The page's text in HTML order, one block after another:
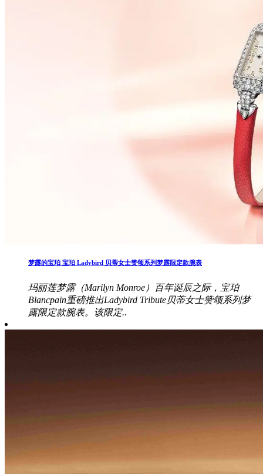
梦露的宝珀 宝珀 Ladybird 贝蒂女士赞颂系列梦露限定款腕表
玛丽莲梦露（Marilyn Monroe）百年诞辰之际，宝珀
Blancpain重磅推出Ladybird Tribute贝蒂女士赞颂系列梦
露限定款腕表。该限定..